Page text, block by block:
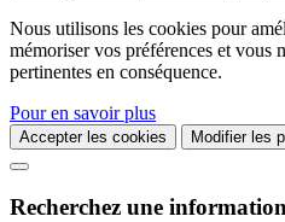
Nous utilisons les cookies pour
mémoriser vos préférences et vous
pertinentes en conséquence.
Pour en savoir plus
Accepter les cookies Modifier les
Recherchez une